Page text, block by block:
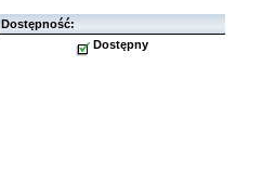
Dostępność:
Dostępny